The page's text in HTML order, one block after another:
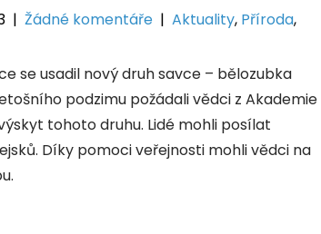
|Žádné komentáře |Aktuality, Příroda,
se usadil nový druh savce – bělozubka
podzimu požádali vědci z Akademie
tohoto druhu. Lidé mohli posílat
Díky pomoci veřejnosti mohli vědci na